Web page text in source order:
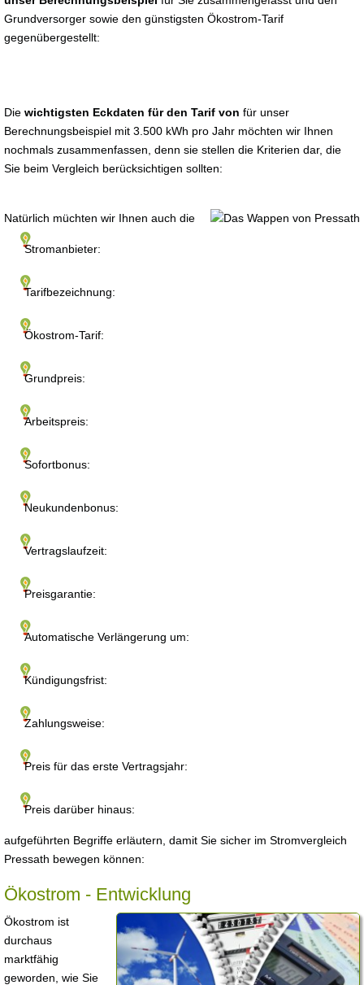
Grundversorger sowie den günstigsten Ökostrom-Tarif
gegenübergestellt:
Die wichtigsten Eckdaten für den Tarif von für unser
Berechnungsbeispiel mit 3.500 kWh pro Jahr möchten wir Ihnen
nochmals zusammenfassen, denn sie stellen die Kriterien dar, die
Sie beim Vergleich berücksichtigen sollten:
Stromanbieter:
Tarifbezeichnung:
Ökostrom-Tarif:
Grundpreis:
Arbeitspreis:
Sofortbonus:
Neukundenbonus:
Vertragslaufzeit:
Preisgarantie:
Automatische Verlängerung um:
Kündigungsfrist:
Zahlungsweise:
Preis für das erste Vertragsjahr:
Preis darüber hinaus:
Natürlich müchten wir Ihnen auch die
aufgeführten Begriffe erläutern, damit Sie sicher im Stromvergleich
Pressath bewegen können:
Ökostrom - Entwicklung
Ökostrom ist
durchaus
marktfähig
geworden, wie Sie